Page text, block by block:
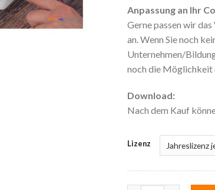
Anpassung an Ihr
Gerne passen wir
an. Wenn Sie noch
Unternehmen/
noch die Möglichkeit
Download:
Nach dem Kauf
Lizenz